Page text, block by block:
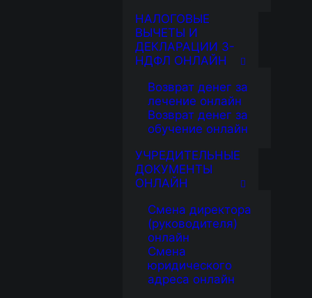
НАЛОГОВЫЕ
ВЫЧЕТЫ И
ДЕКЛАРАЦИИ 3-
НДФЛ ОНЛАЙН
Возврат денег за
лечение онлайн
Возврат денег за
обучение онлайн
УЧРЕДИТЕЛЬНЫЕ
ДОКУМЕНТЫ
ОНЛАЙН
Смена директора
(руководителя)
онлайн
Смена
юридического
адреса онлайн